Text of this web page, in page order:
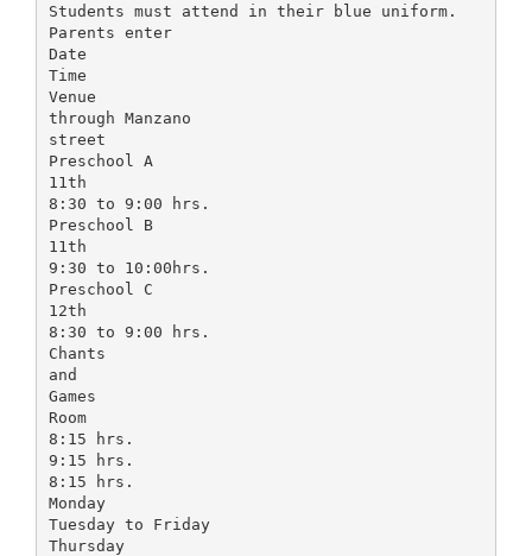
Students must attend in their blue uniform.
Parents enter
Date
Time
Venue
through Manzano
street
Preschool A
11th
8:30 to 9:00 hrs.
Preschool B
11th
9:30 to 10:00hrs.
Preschool C
12th
8:30 to 9:00 hrs.
Chants
and
Games
Room
8:15 hrs.
9:15 hrs.
8:15 hrs.
Monday
Tuesday to Friday
Thursday